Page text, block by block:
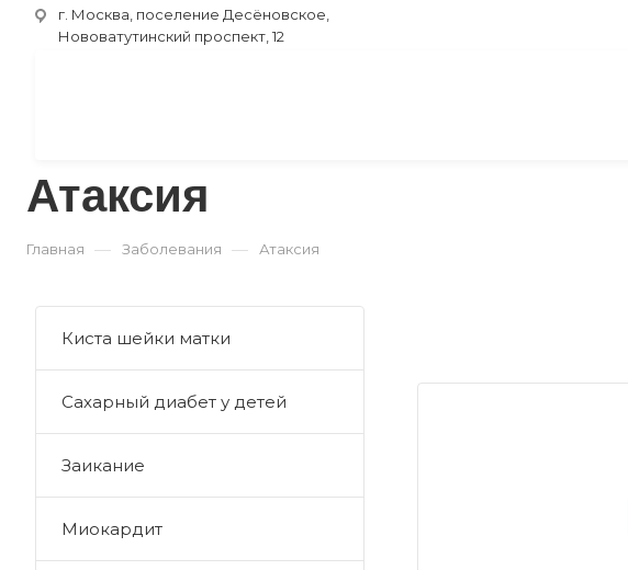
г. Москва, поселение Десёновское,
Нововатутинский проспект, 12
Атаксия
Главная — Заболевания — Атаксия
Киста шейки матки
Сахарный диабет у детей
Заикание
Миокардит